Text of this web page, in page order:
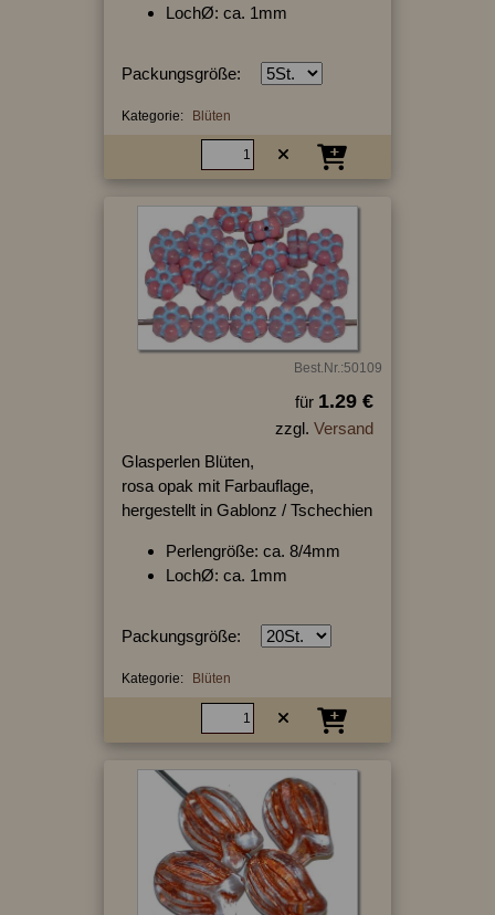
LochØ: ca. 1mm
Packungsgröße:
Kategorie: Blüten
Best.Nr.:50109
für 1.29 €
zzgl. Versand
Glasperlen Blüten,
rosa opak mit Farbauflage,
hergestellt in Gablonz / Tschechien
Perlengröße: ca. 8/4mm
LochØ: ca. 1mm
Packungsgröße:
Kategorie: Blüten